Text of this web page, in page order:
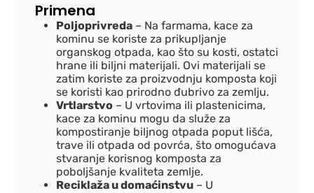
Primena
Poljoprivreda – Na farmama, kace za
kominu se koriste za prikupljanje
organskog otpada, kao što su kosti, ostatci
hrane ili biljni materijali. Ovi materijali se
zatim koriste za proizvodnju komposta koji
se koristi kao prirodno đubrivo za zemlju.
Vrtlarstvo – U vrtovima ili plastenicima,
kace za kominu mogu da služe za
kompostiranje biljnog otpada poput lišća,
trave ili otpada od povrća, što omogućava
stvaranje korisnog komposta za
poboljšanje kvaliteta zemlje.
Reciklaža u domaćinstvu – U